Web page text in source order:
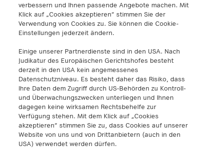
Cloud
Red
Ciberseguridad
Casos prácticos
Ayuda
Eventos y seminarios web
Acerca de
Carrera profesional
Pulse
Descargas
Legal
Centro de confianza
Condiciones generales
verbessern und Ihnen passende Angebote machen. Mit
Klick auf „Cookies akzeptieren“ stimmen Sie der
Verwendung von Cookies zu. Sie können die Cookie-
Einstellungen jederzeit ändern.
Einige unserer Partnerdienste sind in den USA. Nach
Judikatur des Europäischen Gerichtshofes besteht
derzeit in den USA kein angemessenes
Datenschutzniveau. Es besteht daher das Risiko, dass
Ihre Daten dem Zugriff durch US-Behörden zu Kontroll-
und Überwachungszwecken unterliegen und Ihnen
dagegen keine wirksamen Rechtsbehelfe zur
Verfügung stehen. Mit dem Klick auf „Cookies
akzeptieren“ stimmen Sie zu, dass Cookies auf unserer
Website von uns und von Drittanbietern (auch in den
USA) verwendet werden dürfen.